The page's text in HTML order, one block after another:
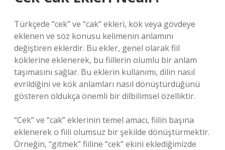
Türkçede “cek” ve “cak” ekleri, kök veya gövdeye
eklenen ve söz konusu kelimenin anlamını
değiştiren eklerdir. Bu ekler, genel olarak fiil
köklerine eklenerek, bu fiillerin olumlu bir anlam
taşımasını sağlar. Bu eklerin kullanımı, dilin nasıl
evrildiğini ve kök anlamları nasıl dönüştürdüğünü
gösteren oldukça önemli bir dilbilimsel özelliktir.
“Cek” ve “cak” eklerinin temel amacı, fiilin başına
eklenerek o fiili olumsuz bir şekilde dönüştürmektir.
Örneğin, “gitmek” fiiline “cek” ekini eklediğimizde